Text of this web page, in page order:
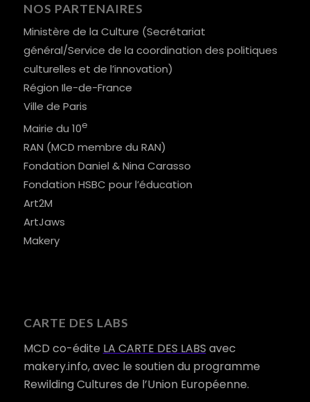
NOS PARTENAIRES
Ministère de la Culture (Secrétariat
général/Service de la coordination des politiques
culturelles et de l’innovation)
Région Ile-de-France
Ville de Paris
Mairie du 10e
RAN (MCD membre du RAN)
Fondation Daniel & Nina Carasso
Fondation HSBC pour l’éducation
Art2M
ArtJaws
Makery
CARTE DES LABS
MCD co-édite LA CARTE DES LABS avec
makery.info, avec le soutien du programme
Rewilding Cultures de l’Union Européenne.